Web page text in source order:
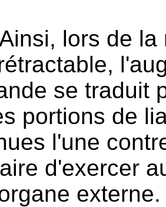
lors de la
se traduit
portions de
l'une
d'exercer
externe.